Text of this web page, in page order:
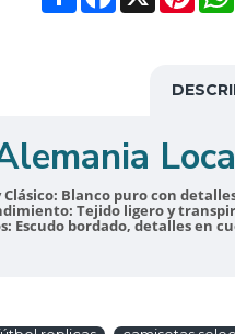
Blanco puro con
Tejido ligero y
Escudo bordado, detalles en